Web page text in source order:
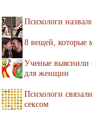
Психологи
8 вещей, которые
Ученые выяснили
для женщин
Психологи
сексом